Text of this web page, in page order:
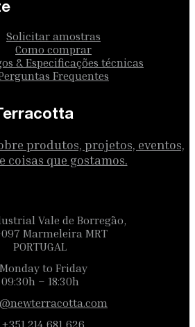
Solicitar amostras
Como comprar
& Especificações técnicas
Frequentes
produtos, projetos, eventos,
coisas que gostamos.
Vale de Borregão,
Marmeleira MRT
PORTUGAL
Monday to Friday
09:30h – 18:30h